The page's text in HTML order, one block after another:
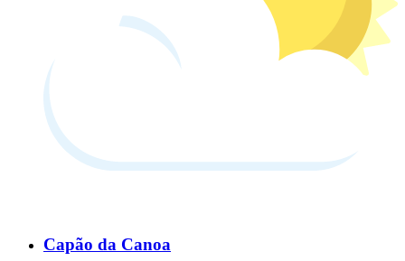
Capão da Canoa